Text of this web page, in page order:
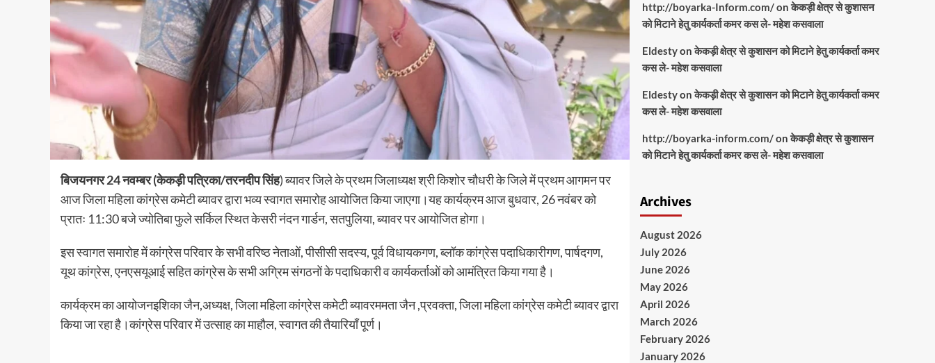
बिजयनगर 24 नवम्बर (केकड़ी पत्रिका/तरनदीप सिंह) ब्यावर जिले के प्रथम जिलाध्यक्ष श्री किशोर चौधरी के जिले में प्रथम आगमन पर
आज जिला महिला कांग्रेस कमेटी ब्यावर द्वारा भव्य स्वागत समारोह आयोजित किया जाएगा।यह कार्यक्रम आज बुधवार, 26 नवंबर को
प्रातः 11:30 बजे ज्योतिबा फुले सर्किल स्थित केसरी नंदन गार्डन, सतपुलिया, ब्यावर पर आयोजित होगा।
इस स्वागत समारोह में कांग्रेस परिवार के सभी वरिष्ठ नेताओं, पीसीसी सदस्य, पूर्व विधायकगण, ब्लॉक कांग्रेस पदाधिकारीगण, पार्षदगण,
यूथ कांग्रेस, एनएसयूआई सहित कांग्रेस के सभी अग्रिम संगठनों के पदाधिकारी व कार्यकर्ताओं को आमंत्रित किया गया है।
कार्यक्रम का आयोजनइशिका जैन,अध्यक्ष, जिला महिला कांग्रेस कमेटी ब्यावरममता जैन ,प्रवक्ता, जिला महिला कांग्रेस कमेटी ब्यावर द्वारा
किया जा रहा है।कांग्रेस परिवार में उत्साह का माहौल, स्वागत की तैयारियाँ पूर्ण।
http://boyarka-Inform.com/onकेकड़ी क्षेत्र से कुशासन
को मिटाने हेतु कार्यकर्ता कमर कस ले- महेश कसवाला
Eldestyonकेकड़ी क्षेत्र से कुशासन को मिटाने हेतु कार्यकर्ता कमर
कस ले- महेश कसवाला
Eldestyonकेकड़ी क्षेत्र से कुशासन को मिटाने हेतु कार्यकर्ता कमर
कस ले- महेश कसवाला
http://boyarka-inform.com/onकेकड़ी क्षेत्र से कुशासन
को मिटाने हेतु कार्यकर्ता कमर कस ले- महेश कसवाला
Archives
August 2026
July 2026
June 2026
May 2026
April 2026
March 2026
February 2026
January 2026